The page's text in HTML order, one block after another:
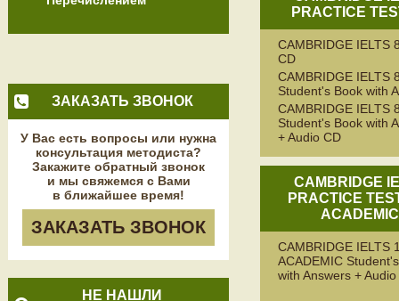
ЗАКАЗАТЬ ЗВОНОК
У Вас есть вопросы или нужна
консультация методиста?
Закажите обратный звонок
и мы свяжемся с Вами
в ближайшее время!
ЗАКАЗАТЬ ЗВОНОК
НЕ НАШЛИ
PRACTICE
CAMBRIDGE IELTS
CD
CAMBRIDGE IELTS
Student's Book with
CAMBRIDGE IELTS
Student's Book with
+ Audio CD
CAMBRIDGE
PRACTICE
ACADEMIC
CAMBRIDGE IELTS
ACADEMIC
with Answers + Audio